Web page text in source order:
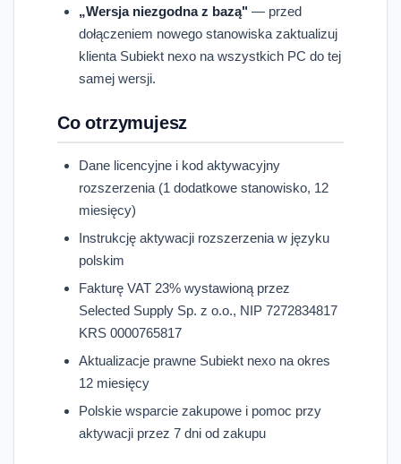
„Wersja niezgodna z bazą" — przed
dołączeniem nowego stanowiska zaktualizuj
klienta Subiekt nexo na wszystkich PC do tej
samej wersji.
Co otrzymujesz
Dane licencyjne i kod aktywacyjny
rozszerzenia (1 dodatkowe stanowisko, 12
miesięcy)
Instrukcję aktywacji rozszerzenia w języku
polskim
Fakturę VAT 23% wystawioną przez
Selected Supply Sp. z o.o., NIP 7272834817
KRS 0000765817
Aktualizacje prawne Subiekt nexo na okres
12 miesięcy
Polskie wsparcie zakupowe i pomoc przy
aktywacji przez 7 dni od zakupu